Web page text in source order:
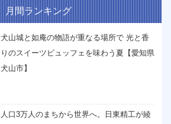
月間ランキング
犬山城と如庵の物語が重なる場所で 光と香
りのスイーツビュッフェを味わう夏【愛知県
犬山市】
人口3万人のまちから世界へ。日東精工が綾